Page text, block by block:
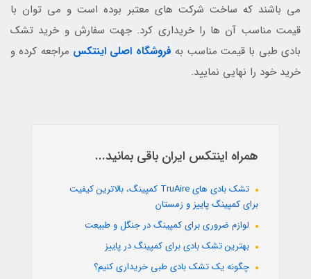
می باشند که ساخت شرکت های معتبر بوده است و می توان با
قیمت مناسب آن ها را خریداری کرد. جهت سفارش و خرید تشک
بادی طبی با قیمت مناسب به فروشگاه اصلی اینتکس مراجعه کرده و
خرید خود را نهایی نمایید.
همراه اینتکس ایران باقی بمانید...
تشک بادی های TruAire کمپینگ، بالاترین کیفیت
برای کمپینگ پاییز و زمستان
لوازم ضروری برای کمپینگ در جنگل و طبیعت
بهترین تشک بادی برای کمپینگ در پاییز
چگونه یک تشک بادی طبی خریداری کنیم؟